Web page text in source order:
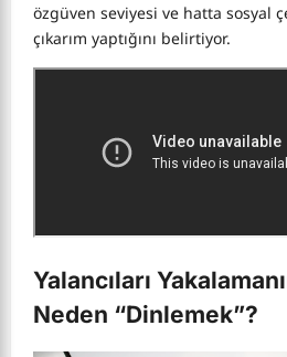
özgüven seviyesi ve hatta sosyal
çıkarım yaptığını belirtiyor.
Yalancıları
Neden “Dinlemek”?